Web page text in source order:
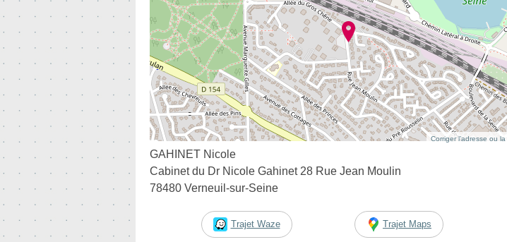
Corriger l’adresse ou
GAHINET Nicole
Cabinet du Dr Nicole Gahinet 28 Rue Jean Moulin
78480 Verneuil-sur-Seine
Trajet Waze Trajet Maps